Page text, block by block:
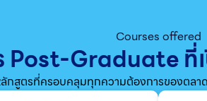
Courses offered
Post-Graduate ที่
สูตรที่ครอบคลุมทุกความต้องการของตลา